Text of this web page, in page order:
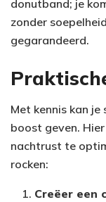
donutband; je
zonder
gegarandeerd.
Met kennis kan
boost geven.
nachtrust te
rocken:
Creëer een